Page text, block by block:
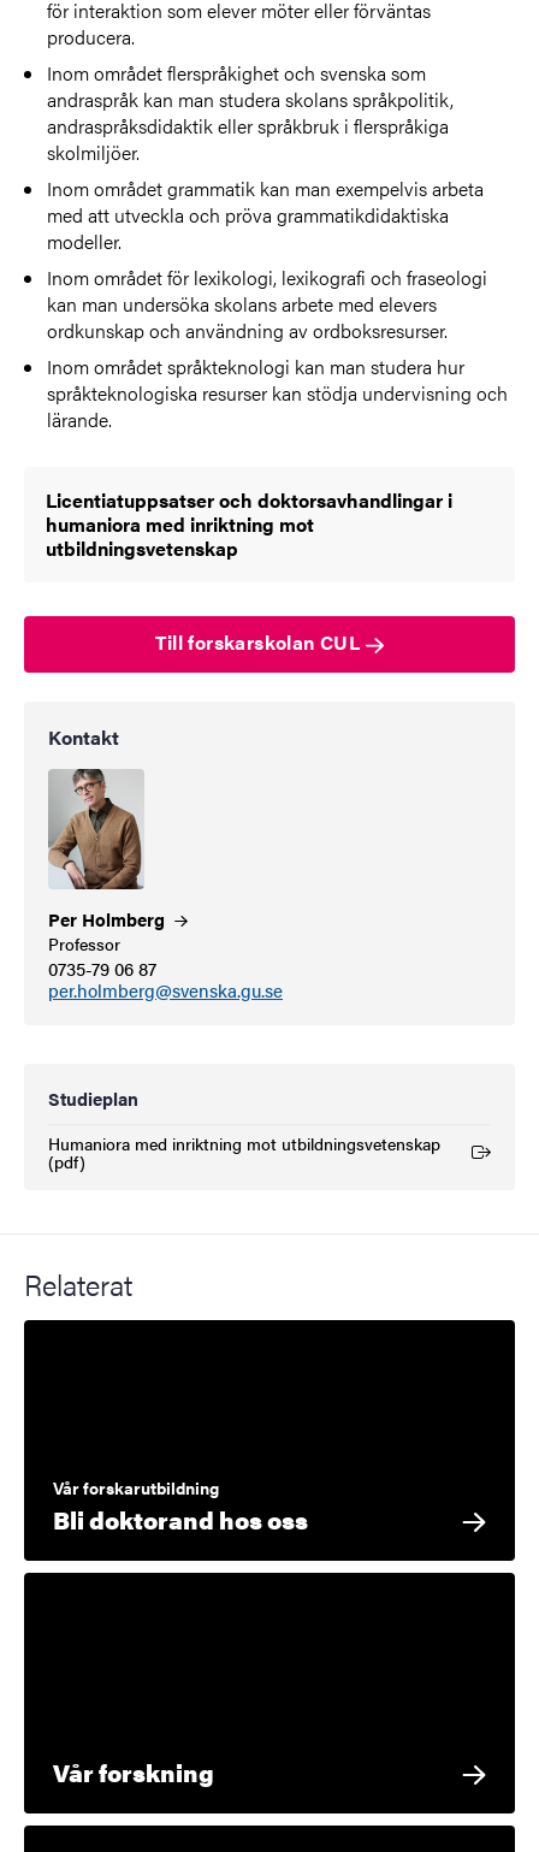
för interaktion som elever möter eller förväntas
producera.
Inom området flerspråkighet och svenska som
andraspråk kan man studera skolans språkpolitik,
andraspråksdidaktik eller språkbruk i flerspråkiga
skolmiljöer.
Inom området grammatik kan man exempelvis arbeta
med att utveckla och pröva grammatikdidaktiska
modeller.
Inom området för lexikologi, lexikografi och fraseologi
kan man undersöka skolans arbete med elevers
ordkunskap och användning av ordboksresurser.
Inom området språkteknologi kan man studera hur
språkteknologiska resurser kan stödja undervisning och
lärande.
Licentiatuppsatser och doktorsavhandlingar i
humaniora med inriktning mot
utbildningsvetenskap
Till forskarskolan CUL
Kontakt
Per Holmberg
Professor
0735-79 06 87
per.holmberg@svenska.gu.se
Studieplan
Humaniora med inriktning mot utbildningsvetenskap
(pdf)
(Extern länk)
Relaterat
Vår forskarutbildning
Bli doktorand hos oss
Vår forskning